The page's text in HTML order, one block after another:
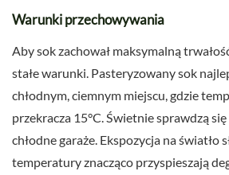
Warunki przechowywania
Aby sok zachował maksymalną
stałe warunki. Pasteryzowany sok
chłodnym, ciemnym miejscu, gdzie
przekracza 15°C. Świetnie sprawdzą
chłodne garaże. Ekspozycja na światło
temperatury znacząco przyspieszają